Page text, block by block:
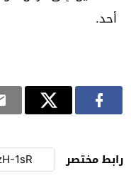
أحد.
رابط مختصر